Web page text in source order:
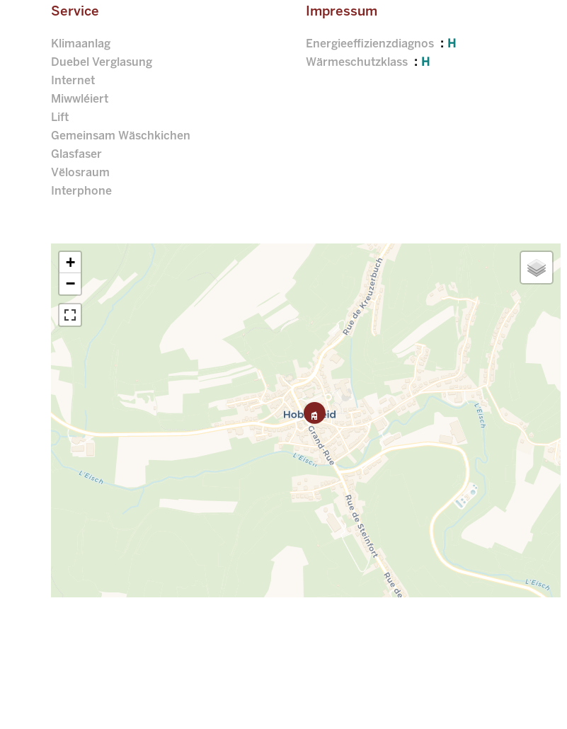
Service
Klimaanlag
Duebel Verglasung
Internet
Miwwléiert
Lift
Gemeinsam Wäschkichen
Glasfaser
Vëlosraum
Interphone
Impressum
Energieeffizienzdiagnos
H
Wärmeschutzklass
H
+
−